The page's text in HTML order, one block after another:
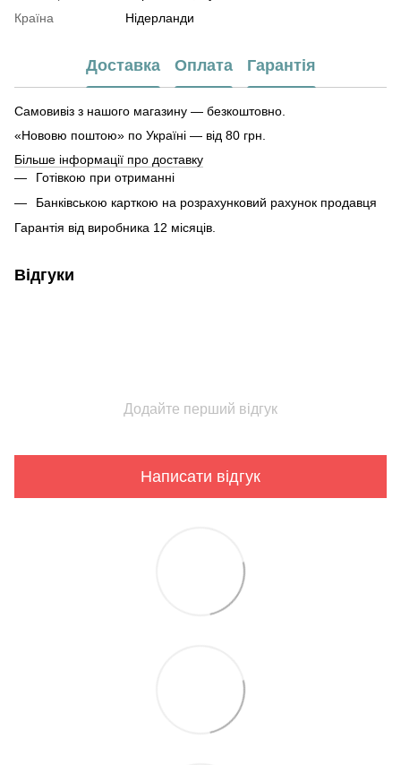
Країна
Нідерланди
Доставка Оплата Гарантія
Самовивіз з нашого магазину — безкоштовно.
«Нововю поштою» по Україні — від 80 грн.
Більше інформації про доставку
Готівкою при отриманні
Банківською карткою на розрахунковий рахунок продавця
Гарантія від виробника 12 місяців.
Відгуки
Додайте перший відгук
Написати відгук